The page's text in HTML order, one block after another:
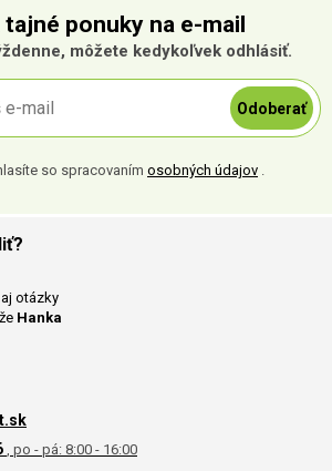
tajné ponuky na e-mail
môžete kedykoľvek odhlásiť.
Odoberať
so spracovaním osobných údajov .
otázky
Hanka
, po - pá: 8:00 - 16:00